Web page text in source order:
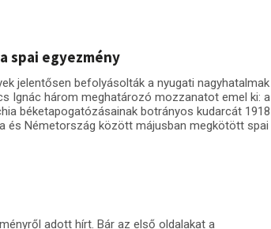
spai egyezmény
jelentősen befolyásolták a nyugati nagyhatalmak
Ignác három meghatározó mozzanatot emel ki: a
béketapogatózásainak botrányos kudarcát 1918
és Németország között májusban megkötött spai
adott hírt. Bár az első oldalakat a